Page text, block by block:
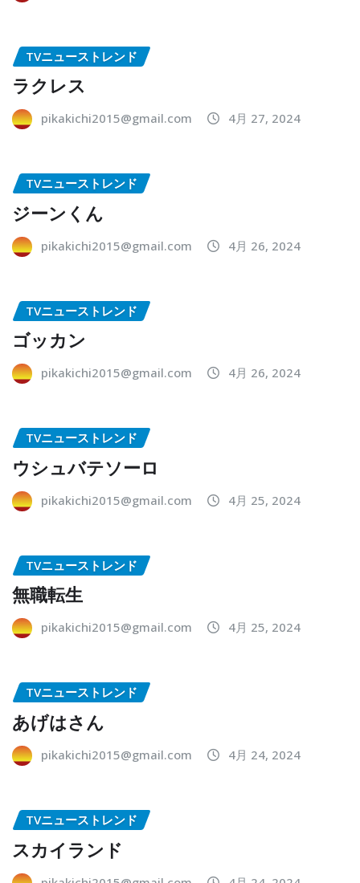
TVニューストレンド
ラクレス
pikakichi2015@gmail.com 4月 27, 2024
TVニューストレンド
ジーンくん
pikakichi2015@gmail.com 4月 26, 2024
TVニューストレンド
ゴッカン
pikakichi2015@gmail.com 4月 26, 2024
TVニューストレンド
ウシュバテソーロ
pikakichi2015@gmail.com 4月 25, 2024
TVニューストレンド
無職転生
pikakichi2015@gmail.com 4月 25, 2024
TVニューストレンド
あげはさん
pikakichi2015@gmail.com 4月 24, 2024
TVニューストレンド
スカイランド